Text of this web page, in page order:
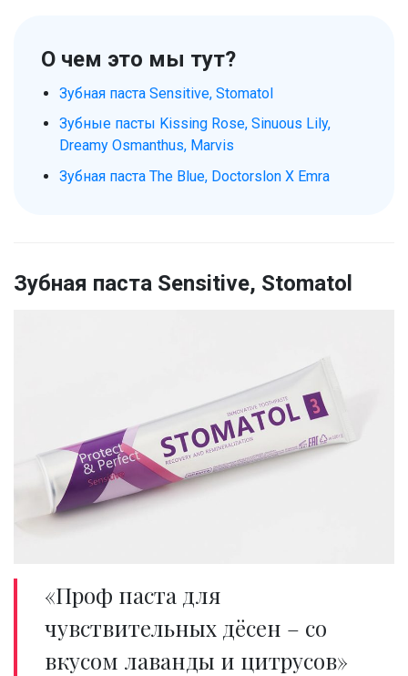
О чем это мы тут?
Зубная паста Sensitive, Stomatol
Зубные пасты Kissing Rose, Sinuous Lily,
Dreamy Osmanthus, Marvis
Зубная паста The Blue, Doctorslon X Emra
Зубная паста Sensitive, Stomatol
«Проф паста для
чувствительных дёсен – со
вкусом лаванды и цитрусов»